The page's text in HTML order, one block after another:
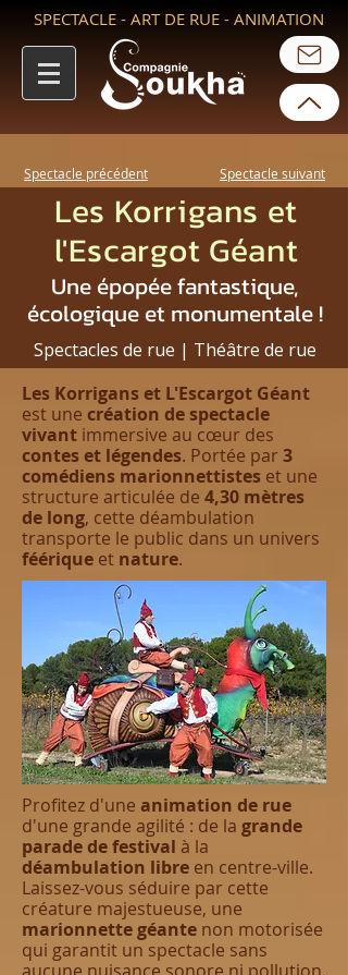
SPECTACLE - ART DE RUE - ANIMATION
Spectacle précédent Spectacle suivant
Les Korrigans et
l'Escargot Géant
Une épopée fantastique,
écologique et monumentale !
Spectacles de rue | Théâtre de rue
Les Korrigans et L'Escargot Géant
est une création de spectacle
vivant immersive au cœur des
contes et légendes. Portée par 3
comédiens marionnettistes et une
structure articulée de 4,30 mètres
de long, cette déambulation
transporte le public dans un univers
féérique et nature.
Profitez d'une animation de rue
d'une grande agilité : de la grande
parade de festival à la
déambulation libre en centre-ville.
Laissez-vous séduire par cette
créature majestueuse, une
marionnette géante non motorisée
qui garantit un spectacle sans